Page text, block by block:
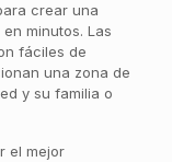
crear una
minutos. Las
fáciles de
una zona de
y su familia o
el mejor